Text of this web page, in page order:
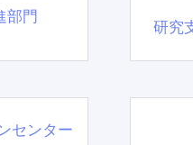
部門
研究
センター